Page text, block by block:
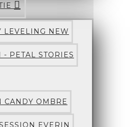
LEVELING NEW
- PETAL STORIES
CANDY OMBRE
EVERIN